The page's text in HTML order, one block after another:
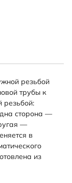
резьбой
трубы к
резьбой:
сторона —
—
в
из